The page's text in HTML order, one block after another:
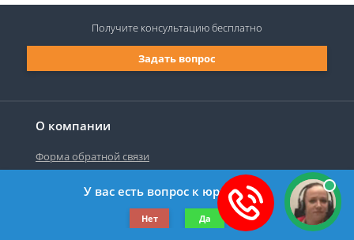
О компании
Форма обратной связи
©2019-2026 Все права защищены.
Задать вопрос
Получите консультациюбесплатно
У вас есть вопрос к юристу?
Нет Да